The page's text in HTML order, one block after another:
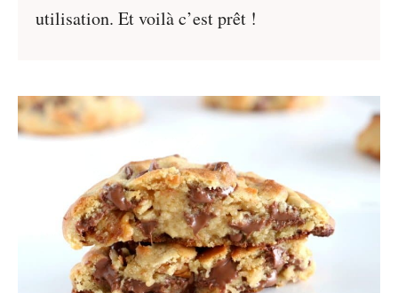
utilisation. Et voilà c’est prêt !